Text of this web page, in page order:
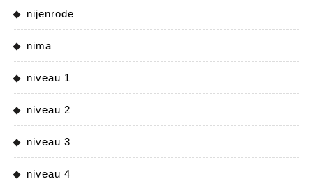
nijenrode
nima
niveau 1
niveau 2
niveau 3
niveau 4